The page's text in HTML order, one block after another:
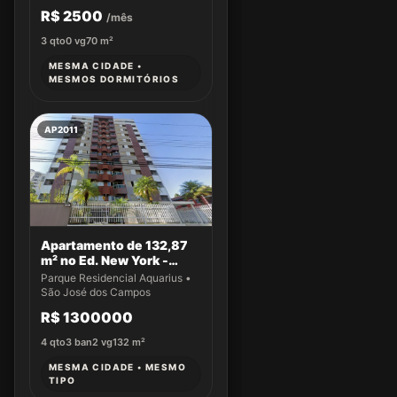
R$ 2500 /mês
3 qto0 vg70 m²
MESMA CIDADE •
MESMOS DORMITÓRIOS
AP2011
Apartamento de 132,87
m² no Ed. New York -
Apto 43
Parque Residencial Aquarius •
São José dos Campos
R$ 1300000
4 qto3 ban2 vg132 m²
MESMA CIDADE • MESMO
TIPO